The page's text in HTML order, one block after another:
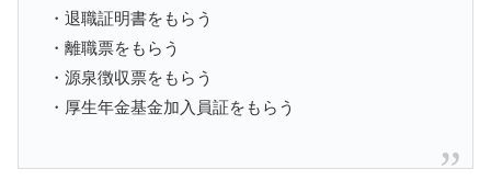
・退職証明書をもらう
・離職票をもらう
・源泉徴収票をもらう
・厚生年金基金加入員証をもらう